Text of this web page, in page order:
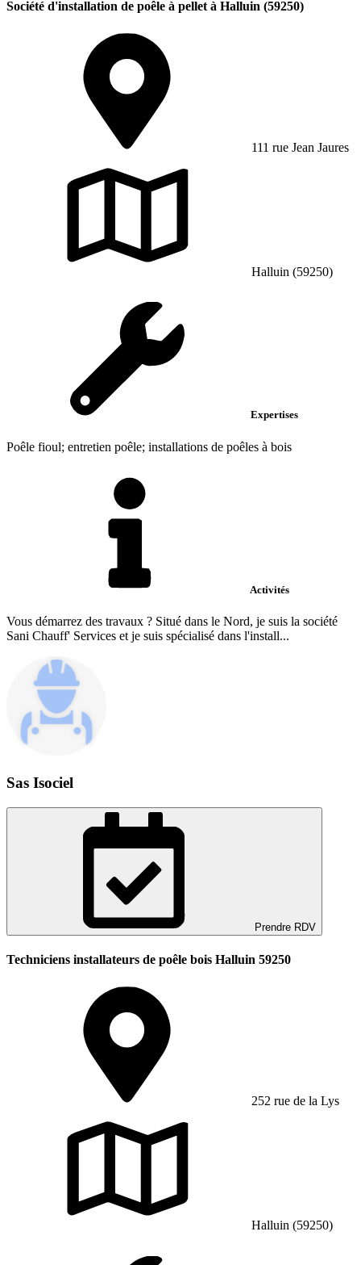
Société d'installation de poêle à pellet à Halluin (59250)
111 rue Jean Jaures
Halluin (59250)
Expertises
Poêle fioul; entretien poêle; installations de poêles à bois
Activités
Vous démarrez des travaux ? Situé dans le Nord, je suis la société
Sani Chauff' Services et je suis spécialisé dans l'install...
Sas Isociel
Prendre RDV
Techniciens installateurs de poêle bois Halluin 59250
252 rue de la Lys
Halluin (59250)